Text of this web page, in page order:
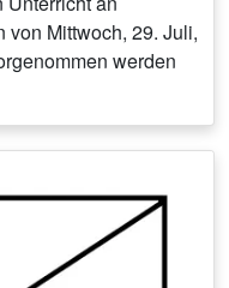
Mittwoch, 29. Juli,
werden